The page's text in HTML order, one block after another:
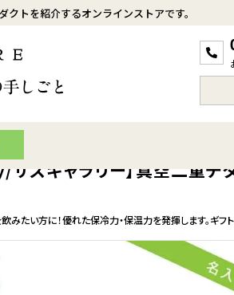
トを紹介するオンラインストアです。
みたい方に！優れた保冷力・保温力を発揮します。ギフ
スギャラリー】真空二重チ